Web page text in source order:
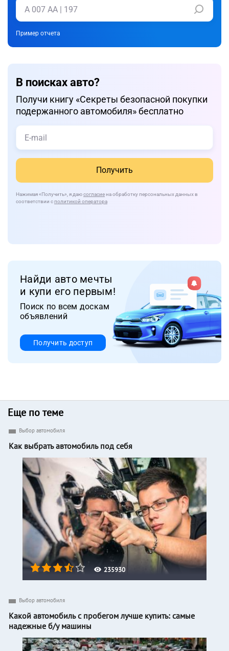
Пример отчета
В поисках авто?
Получи книгу «Cекреты безопасной покупки
подержанного автомобиля» бесплатно
Получить
Нажимая «Получить» , я даюсогласиена обработку персональных данных в
соответствии сполитикой оператора
Найди авто мечты
и купи его первым!
Поиск по всем доскам
объявлений
Получить доступ
Еще по теме
235930
Выбор автомобиля
Как выбрать автомобиль под себя
Выбор автомобиля
Какой автомобиль с пробегом лучше купить: самые
надежные б/у машины